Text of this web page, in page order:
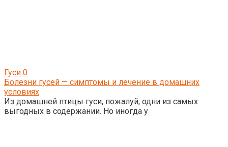
Гуси 0
Болезни гусей — симптомы и лечение в домашних
условиях
Из домашней птицы гуси, пожалуй, одни из самых
выгодных в содержании. Но иногда у